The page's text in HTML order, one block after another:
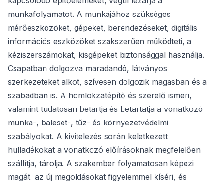
munkafolyamatot. A munkájához szükséges
mérőeszközöket, gépeket, berendezéseket, digitális
információs eszközöket szakszerűen működteti, a
kéziszerszámokat, kisgépeket biztonsággal használja.
Csapatban dolgozva maradandó, látványos
szerkezeteket alkot, szívesen dolgozik magasban és a
szabadban is. A homlokzatépítő és szerelő ismeri,
valamint tudatosan betartja és betartatja a vonatkozó
munka-, baleset-, tűz- és környezetvédelmi
szabályokat. A kivitelezés során keletkezett
hulladékokat a vonatkozó előírásoknak megfelelően
szállítja, tárolja. A szakember folyamatosan képezi
magát, az új megoldásokat figyelemmel kíséri, és